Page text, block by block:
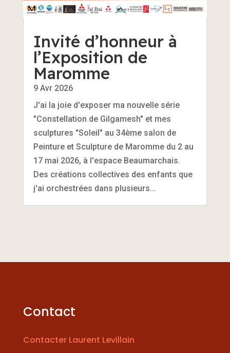
Invité d’honneur à
l’Exposition de
Maromme
9 Avr 2026
J'ai la joie d'exposer ma nouvelle série
"Constellation de Gilgamesh" et mes
sculptures "Soleil" au 34ème salon de
Peinture et Sculpture de Maromme du 2 au
17 mai 2026, à l'espace Beaumarchais.
Des créations collectives des enfants que
j'ai orchestrées dans plusieurs...
Contact
Contacter Laurent Levillain